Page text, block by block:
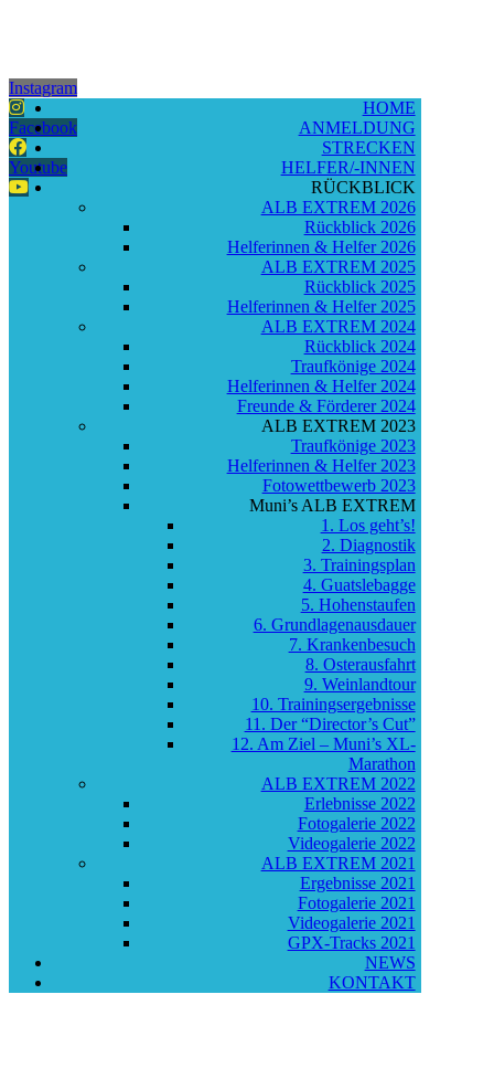
Instagram
Facebook
Youtube
HOME
ANMELDUNG
STRECKEN
HELFER/-INNEN
RÜCKBLICK
ALB EXTREM 2026
Rückblick 2026
Helferinnen & Helfer 2026
ALB EXTREM 2025
Rückblick 2025
Helferinnen & Helfer 2025
ALB EXTREM 2024
Rückblick 2024
Traufkönige 2024
Helferinnen & Helfer 2024
Freunde & Förderer 2024
ALB EXTREM 2023
Traufkönige 2023
Helferinnen & Helfer 2023
Fotowettbewerb 2023
Muni’s ALB EXTREM
1. Los geht’s!
2. Diagnostik
3. Trainingsplan
4. Guatslebagge
5. Hohenstaufen
6. Grundlagenausdauer
7. Krankenbesuch
8. Osterausfahrt
9. Weinlandtour
10. Trainingsergebnisse
11. Der “Director’s Cut”
12. Am Ziel – Muni’s XL-
Marathon
ALB EXTREM 2022
Erlebnisse 2022
Fotogalerie 2022
Videogalerie 2022
ALB EXTREM 2021
Ergebnisse 2021
Fotogalerie 2021
Videogalerie 2021
GPX-Tracks 2021
NEWS
KONTAKT